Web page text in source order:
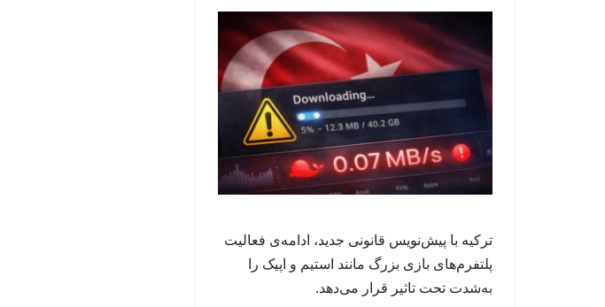
ترکیه با پیش‌نویس قانونی جدید، ادامه‌ی فعالیت
پلتفرم‌های بازی بزرگ مانند استیم و اپیک را
به‌شدت تحت تاثیر قرار می‌دهد.